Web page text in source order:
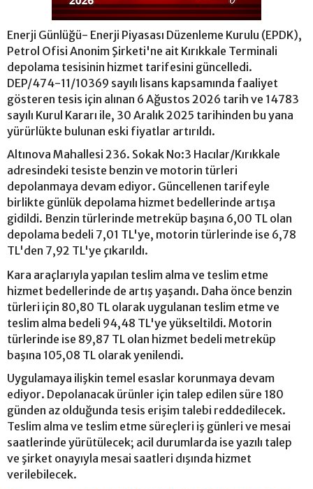
Enerji Günlüğü- Enerji Piyasası Düzenleme Kurulu (EPDK),
Petrol Ofisi Anonim Şirketi'ne ait Kırıkkale Terminali
depolama tesisinin hizmet tarifesini güncelledi.
DEP/474-11/10369 sayılı lisans kapsamında faaliyet
gösteren tesis için alınan 6 Ağustos 2026 tarih ve 14783
sayılı Kurul Kararı ile, 30 Aralık 2025 tarihinden bu yana
yürürlükte bulunan eski fiyatlar artırıldı.
Altınova Mahallesi 236. Sokak No:3 Hacılar/Kırıkkale
adresindeki tesiste benzin ve motorin türleri
depolanmaya devam ediyor. Güncellenen tarifeyle
birlikte günlük depolama hizmet bedellerinde artışa
gidildi. Benzin türlerinde metreküp başına 6,00 TL olan
depolama bedeli 7,01 TL'ye, motorin türlerinde ise 6,78
TL'den 7,92 TL'ye çıkarıldı.
Kara araçlarıyla yapılan teslim alma ve teslim etme
hizmet bedellerinde de artış yaşandı. Daha önce benzin
türleri için 80,80 TL olarak uygulanan teslim etme ve
teslim alma bedeli 94,48 TL'ye yükseltildi. Motorin
türlerinde ise 89,87 TL olan hizmet bedeli metreküp
başına 105,08 TL olarak yenilendi.
Uygulamaya ilişkin temel esaslar korunmaya devam
ediyor. Depolanacak ürünler için talep edilen süre 180
günden az olduğunda tesis erişim talebi reddedilecek.
Teslim alma ve teslim etme süreçleri iş günleri ve mesai
saatlerinde yürütülecek; acil durumlarda ise yazılı talep
ve şirket onayıyla mesai saatleri dışında hizmet
verilebilecek.